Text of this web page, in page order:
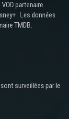
partenaire
. Les données
TMDB.
surveillées par le